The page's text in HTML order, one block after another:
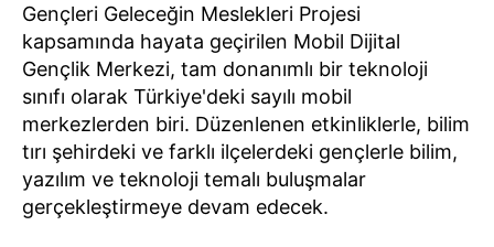
Gençleri Geleceğin Meslekleri Projesi
kapsamında hayata geçirilen Mobil Dijital
Gençlik Merkezi, tam donanımlı bir teknoloji
sınıfı olarak Türkiye'deki sayılı mobil
merkezlerden biri. Düzenlenen etkinliklerle, bilim
tırı şehirdeki ve farklı ilçelerdeki gençlerle bilim,
yazılım ve teknoloji temalı buluşmalar
gerçekleştirmeye devam edecek.